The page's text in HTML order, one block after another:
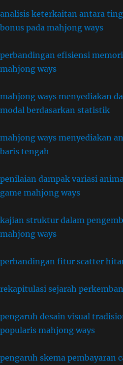
analisis keterkaitan antara
bonus pada mahjong ways
perbandingan efisiensi
mahjong ways
mahjong ways menyediakan
modal berdasarkan statistik
mahjong ways menyediakan
baris tengah
penilaian dampak variasi
game mahjong ways
kajian struktur dalam
mahjong ways
perbandingan fitur scatter
rekapitulasi sejarah
pengaruh desain visual
popularis mahjong ways
pengaruh skema pembayaran